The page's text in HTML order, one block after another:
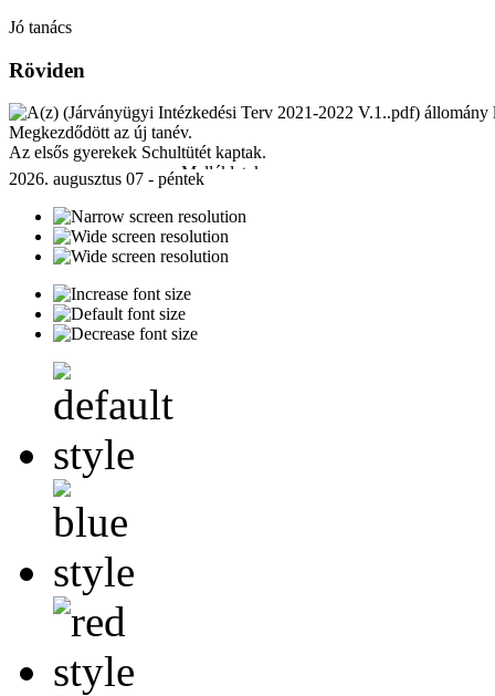
Jó tanács
Röviden
Megkezdődött az új tanév.
Az elsős gyerekek Schultütét kaptak.
Mellékletek:
2026. augusztus 07 - péntek